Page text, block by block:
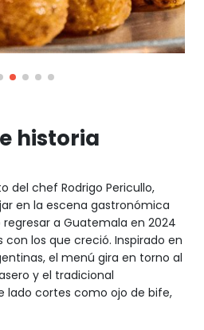
historia
del chef Rodrigo Pericullo,
en la escena gastronómica
regresar a Guatemala en 2024
con los que creció. Inspirado en
el menú gira en torno al
y el tradicional
lado cortes como ojo de bife,